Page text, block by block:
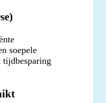
soepele